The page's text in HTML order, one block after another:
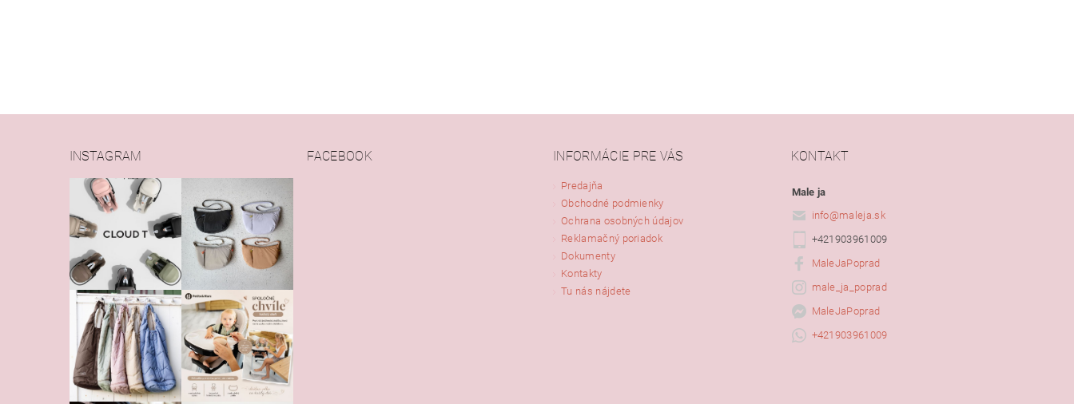
INSTAGRAM FACEBOOK INFORMÁCIE PRE VÁS
Predajňa
Obchodné podmienky
Ochrana osobných údajov
Reklamačný poriadok
Dokumenty
Kontakty
Tu nás nájdete
KONTAKT
Male ja
info@maleja.sk
+421903961009
MaleJaPoprad
male_ja_poprad
MaleJaPoprad
+421903961009